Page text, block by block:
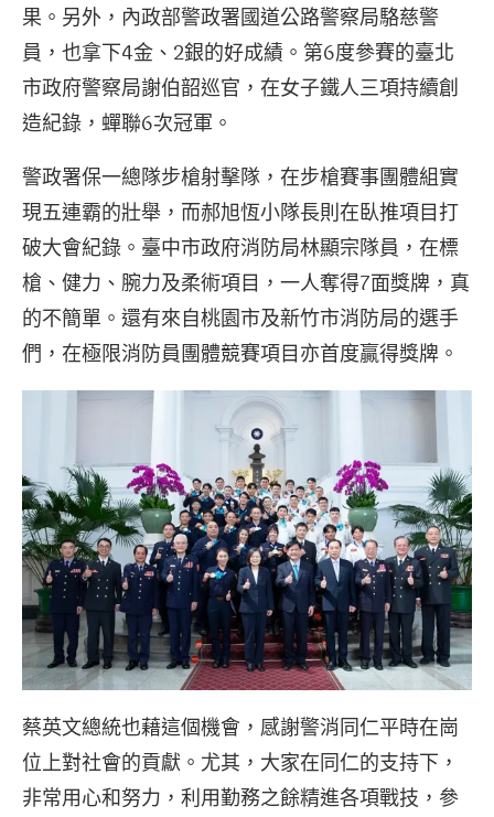
果。另外，內政部警政署國道公路警察局駱慈警
員，也拿下4金、2銀的好成績。第6度參賽的臺北
市政府警察局謝伯韶巡官，在女子鐵人三項持續創
造紀錄，蟬聯6次冠軍。
警政署保一總隊步槍射擊隊，在步槍賽事團體組實
現五連霸的壯舉，而郝旭恆小隊長則在臥推項目打
破大會紀錄。臺中市政府消防局林顯宗隊員，在標
槍、健力、腕力及柔術項目，一人奪得7面獎牌，真
的不簡單。還有來自桃園市及新竹市消防局的選手
們，在極限消防員團體競賽項目亦首度贏得獎牌。
蔡英文總統也藉這個機會，感謝警消同仁平時在崗
位上對社會的貢獻。尤其，大家在同仁的支持下，
非常用心和努力，利用勤務之餘精進各項戰技，參